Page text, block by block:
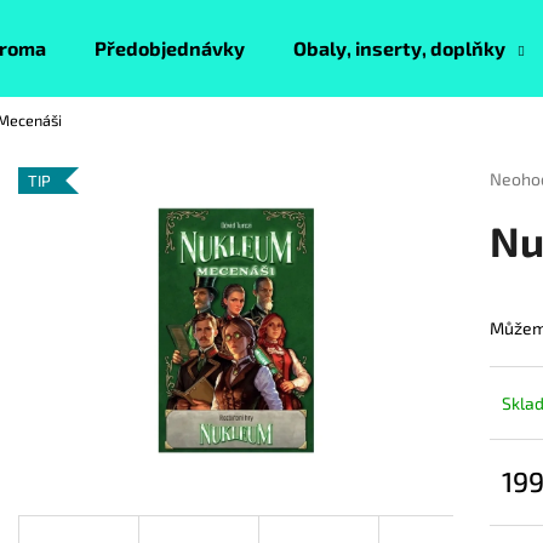
Předobjednávky Obaly, inserty, doplňky
je
cena:
TIP
Co potřebujete najít?
HLEDAT
Doporučujeme